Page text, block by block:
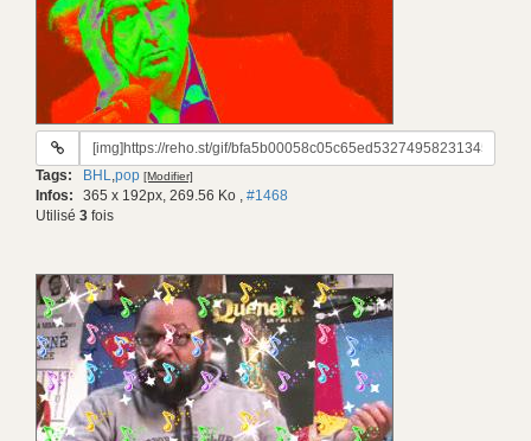
URL
gif:
Tags: BHL,pop [Modifier]
Infos: 365 x 192px, 269.56 Ko , #1468
Utilisé 3 fois